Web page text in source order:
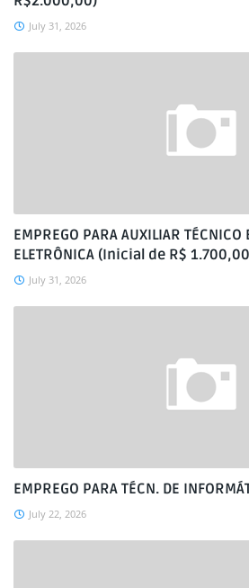
July 31, 2026
EMPREGO PARA AUXILIAR TÉCNICO
ELETRÔNICA (Inicial de R$
July 31, 2026
EMPREGO PARA TÉCN. DE
July 22, 2026